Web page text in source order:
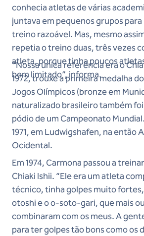
conhecia atletas de várias
juntava em pequenos grupos
treino razoável. Mas, mesmo
repetia o treino duas, três vezes
atleta, porque tinha poucos
bem limitado”, informa.
“Nossa única referência era o
1972, trouxe a primeira medalha
Jogos Olímpicos (bronze em
naturalizado brasileiro também
pódio de um Campeonato
1971, em Ludwigshafen, na então
Ocidental.
Em 1974, Carmona passou a
Chiaki Ishii. “Ele era um atleta
técnico, tinha golpes muito
otoshi e o o-soto-gari, que mais
combinaram com os meus. A
para ter golpes tão bons como os